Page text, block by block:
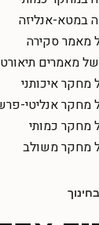
במטא-אנליזה
מאמר סקירה
מאמרים
מחקר איכותני
מחקר אנליטי-
מחקר כמותי
מחקר משולב